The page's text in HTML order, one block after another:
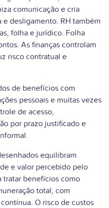
comunicação e cria
e desligamento. RH também
folha e jurídico. Folha
As finanças controlam
risco contratual e
de benefícios com
pessoais e muitas vezes
de acesso,
por prazo justificado e
equilibram
e valor percebido pelo
tratar benefícios como
total, com
O risco de custos